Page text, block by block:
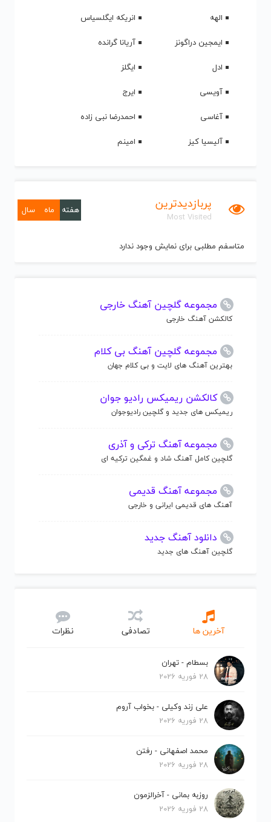
الهه
انریکه ایگلسیاس
ایمجین دراگونز
آریانا گرانده
ادل
ایگلز
آویسی
ایرج
آغاسی
احمدرضا نبی زاده
آلیسیا کیز
امینم
پربازدیدترین
Most Visited
هفته ماه سال
متاسفم مطلبی برای نمایش وجود ندارد
مجموعه گلچین آهنگ خارجی
کالکشن آهنگ خارجی
مجموعه گلچین آهنگ بی کلام
بهترین آهنگ های لایت و بی کلام جهان
کالکشن ریمیکس رادیو جوان
ریمیکس های جدید و گلچین رادیوجوان
مجموعه آهنگ ترکی و آذری
گلچین کامل آهنگ شاد و غمگین ترکیه ای
مجموعه آهنگ قدیمی
آهنگ های قدیمی ایرانی و خارجی
دانلود آهنگ جدید
گلچین آهنگ های جدید
آخرین ها تصادفی نظرات
بسطام - تهران
28 فوریه 2026
علی زند وکیلی - بخواب آروم
28 فوریه 2026
محمد اصفهانی - رفتن
28 فوریه 2026
روزبه بمانی - آخرالزمون
28 فوریه 2026